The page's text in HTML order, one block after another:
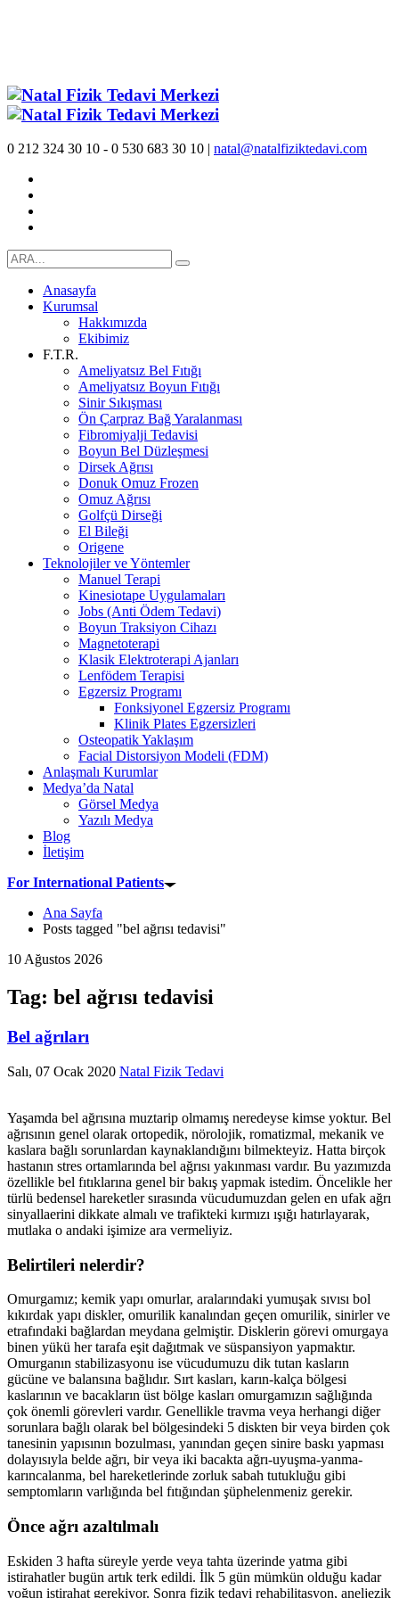
0 212 324 30 10 - 0 530 683 30 10 | natal@natalfiziktedavi.com
Anasayfa
Kurumsal
Hakkımızda
Ekibimiz
F.T.R.
Ameliyatsız Bel Fıtığı
Ameliyatsız Boyun Fıtığı
Sinir Sıkışması
Ön Çarpraz Bağ Yaralanması
Fibromiyalji Tedavisi
Boyun Bel Düzleşmesi
Dirsek Ağrısı
Donuk Omuz Frozen
Omuz Ağrısı
Golfçü Dirseği
El Bileği
Origene
Teknolojiler ve Yöntemler
Manuel Terapi
Kinesiotape Uygulamaları
Jobs (Anti Ödem Tedavi)
Boyun Traksiyon Cihazı
Magnetoterapi
Klasik Elektroterapi Ajanları
Lenfödem Terapisi
Egzersiz Programı
Fonksiyonel Egzersiz Programı
Klinik Plates Egzersizleri
Osteopatik Yaklaşım
Facial Distorsiyon Modeli (FDM)
Anlaşmalı Kurumlar
Medya’da Natal
Görsel Medya
Yazılı Medya
Blog
İletişim
For International Patients
Ana Sayfa
Posts tagged "bel ağrısı tedavisi"
10 Ağustos 2026
Tag: bel ağrısı tedavisi
Bel ağrıları
Salı, 07 Ocak 2020 Natal Fizik Tedavi
Yaşamda bel ağrısına muztarip olmamış neredeyse kimse yoktur. Bel
ağrısının genel olarak ortopedik, nörolojik, romatizmal, mekanik ve
kaslara bağlı sorunlardan kaynaklandığını bilmekteyiz. Hatta birçok
hastanın stres ortamlarında bel ağrısı yakınması vardır. Bu yazımızda
özellikle bel fıtıklarına genel bir bakış yapmak istedim. Öncelikle her
türlü bedensel hareketler sırasında vücudumuzdan gelen en ufak ağrı
sinyallaerini dikkate almalı ve trafikteki kırmızı ışığı hatırlayarak,
mutlaka o andaki işimize ara vermeliyiz.
Belirtileri nelerdir?
Omurgamız; kemik yapı omurlar, aralarındaki yumuşak sıvısı bol
kıkırdak yapı diskler, omurilik kanalından geçen omurilik, sinirler ve
etrafındaki bağlardan meydana gelmiştir. Disklerin görevi omurgaya
binen yükü her tarafa eşit dağıtmak ve süspansiyon yapmaktır.
Omurganın stabilizasyonu ise vücudumuzu dik tutan kasların
gücüne ve balansına bağlıdır. Sırt kasları, karın-kalça bölgesi
kaslarının ve bacakların üst bölge kasları omurgamızın sağlığında
çok önemli görevleri vardır. Genellikle travma veya herhangi diğer
sorunlara bağlı olarak bel bölgesindeki 5 diskten bir veya birden çok
tanesinin yapısının bozulması, yanından geçen sinire baskı yapması
dolayısıyla belde ağrı, bir veya iki bacakta ağrı-uyuşma-yanma-
karıncalanma, bel hareketlerinde zorluk sabah tutukluğu gibi
semptomların varlığında bel fıtığından şüphelenmeniz gerekir.
Önce ağrı azaltılmalı
Eskiden 3 hafta süreyle yerde veya tahta üzerinde yatma gibi
istirahatler bugün artık terk edildi. İlk 5 gün mümkün olduğu kadar
yoğun istirahat gerekiyor. Sonra fizik tedavi rehabilitasyon, aneljezik